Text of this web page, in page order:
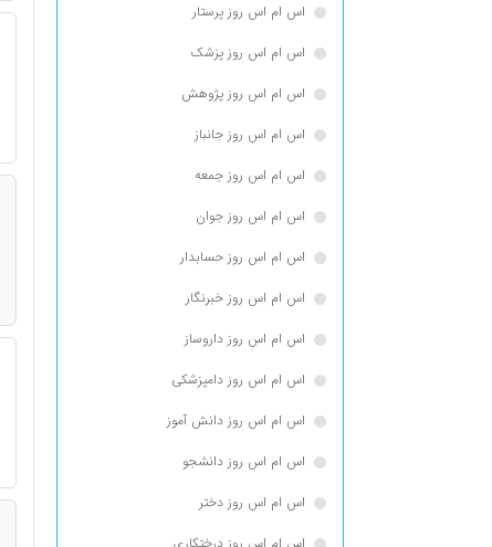
اس ام اس روز پرستار
اس ام اس روز پزشک
اس ام اس روز پژوهش
اس ام اس روز جانباز
اس ام اس روز جمعه
اس ام اس روز جوان
اس ام اس روز حسابدار
اس ام اس روز خبرنگار
اس ام اس روز داروساز
اس ام اس روز دامپزشکی
اس ام اس روز دانش آموز
اس ام اس روز دانشجو
اس ام اس روز دختر